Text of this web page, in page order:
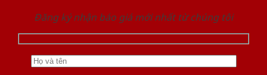
Đăng ký nhận báo giá mới nhất từ chúng tôi